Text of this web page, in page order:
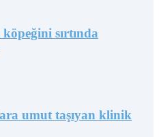
sırtında
umut taşıyan klinik